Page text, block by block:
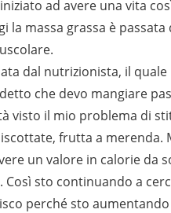
ad avere una vita
la massa grassa è
dal nutrizionista, il
che devo mangiare
visto il mio problema di
frutta a
un valore in calorie da
Così sto continuando a
perché sto